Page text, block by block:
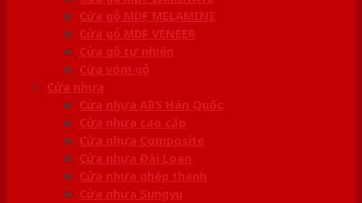
Cửa gỗ MDF MELAMINE
Cửa gỗ MDF VENEER
Cửa gỗ tự nhiên
Cửa vòm gỗ
Cửa nhựa
Cửa nhựa ABS Hàn Quốc
Cửa nhựa cao cấp
Cửa nhựa Composite
Cửa nhựa Đài Loan
Cửa nhựa ghép thanh
Cửa nhựa Sungyu